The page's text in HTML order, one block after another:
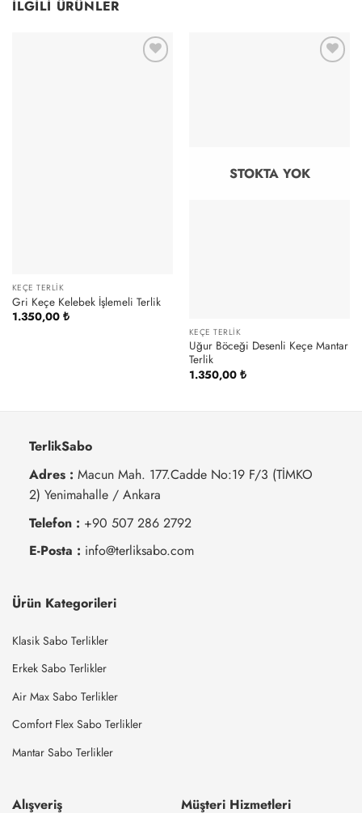
İLGILI ÜRÜNLER
KEÇE TERLIK
Gri Keçe Kelebek İşlemeli Terlik
1.350,00 ₺
STOKTA YOK
KEÇE TERLIK
Uğur Böceği Desenli Keçe Mantar
Terlik
1.350,00 ₺
TerlikSabo
Adres : Macun Mah. 177.Cadde No:19 F/3 (TİMKO
2) Yenimahalle / Ankara
Telefon : +90 507 286 2792
E-Posta : info@terliksabo.com
Ürün Kategorileri
Klasik Sabo Terlikler
Erkek Sabo Terlikler
Air Max Sabo Terlikler
Comfort Flex Sabo Terlikler
Mantar Sabo Terlikler
Alışveriş Müşteri Hizmetleri